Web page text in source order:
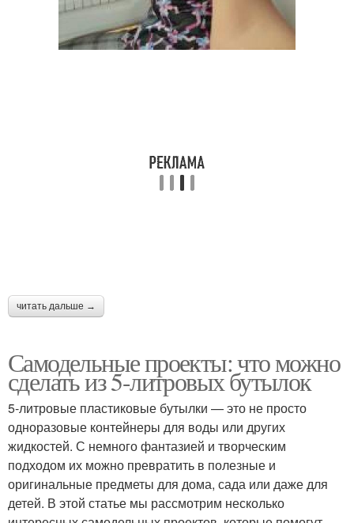
читать дальше →
Самодельные проекты: что можно
сделать из 5-литровых бутылок
5-литровые пластиковые бутылки — это не просто
одноразовые контейнеры для воды или других
жидкостей. С немного фантазией и творческим
подходом их можно превратить в полезные и
оригинальные предметы для дома, сада или даже для
детей. В этой статье мы рассмотрим несколько